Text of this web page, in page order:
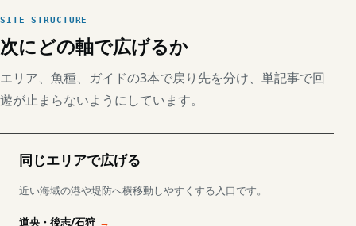
SITE STRUCTURE
次にどの軸で広げるか
エリア、魚種、ガイドの3本で戻り先を分け、単記事で回
遊が止まらないようにしています。
同じエリアで広げる
近い海域の港や堤防へ横移動しやすくする入口です。
道央・後志/石狩